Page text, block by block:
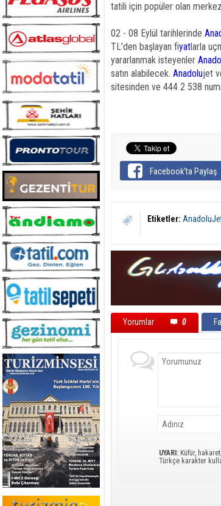
tatili için popüler olan
02 - 08 Eylül tarihlerinde
TL’den başlayan fiyatlarla
yararlanmak isteyenler
satın alabilecek. Anadolujet
sitesinden ve 444 2 538
Facebook'ta Paylaş
Etiketler:
Yorumlar 0
UYARI: Küfür,
Türkçe karakter